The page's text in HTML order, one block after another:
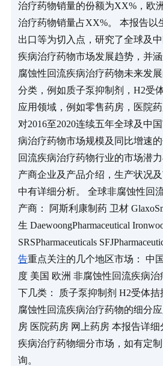
治疗药物销量的份额为XX%，欧
治疗药物销量占XX%。 本报告以
出口等为切入点，研究了全球及
疾病治疗药物市场发展趋势，并
腐蚀性回流疾病治疗药物未来发
分类，例如质子泵抑制剂，H2受
应用领域，例如零售药房，医院
对2016至2020连续五年全球及中
病治疗药物市场规模及同比增速
回流疾病治疗药物行业的市场潜
产商企业及产品介绍，生产状况
中有详细分析。 全球非腐蚀性回
产商： 阿斯利康制药 卫材
生 DaewoongPharmaceutical
SRSPharmaceuticals
告重点关注的几个地区市场： 中
度 美国 欧洲 非腐蚀性回流疾病
下几类： 质子泵抑制剂 H2受体
腐蚀性回流疾病治疗药物的细分
房 医院药房 网上药房 本报告详
疾病治疗药物细分市场，如有定
询。